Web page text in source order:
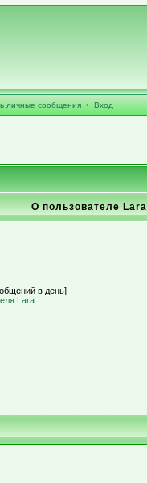
личные сообщения • Вход
О пользователе Lara
в день]
Lara